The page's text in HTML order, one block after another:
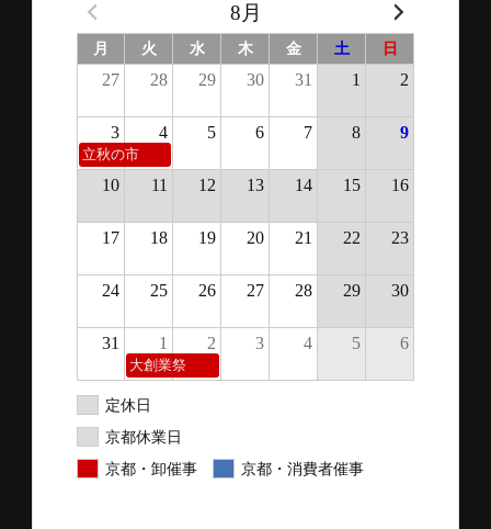
8月
月 火 水 木 金 土 日
27 28 29 30 31 1 2
3 4 5 6 7 8 9
立秋の市
10 11 12 13 14 15 16
17 18 19 20 21 22 23
24 25 26 27 28 29 30
31 1 2 3 4 5 6
大創業祭
定休日
京都休業日
京都・卸催事
京都・消費者催事